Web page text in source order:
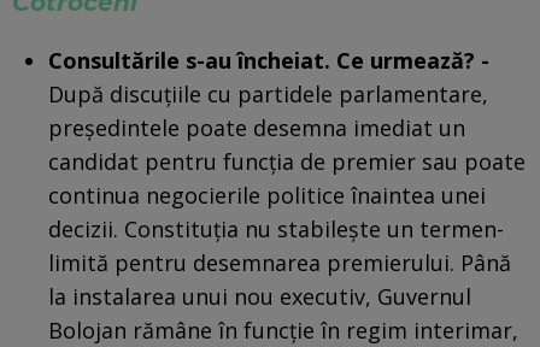
Consultările s-au încheiat. Ce urmează? -
După discuțiile cu partidele parlamentare,
președintele poate desemna imediat un
candidat pentru funcția de premier sau poate
continua negocierile politice înaintea unei
decizii. Constituția nu stabilește un termen-
limită pentru desemnarea premierului. Până
la instalarea unui nou executiv, Guvernul
Bolojan rămâne în funcție în regim interimar,